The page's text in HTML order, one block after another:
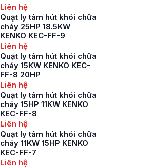
Liên hệ
Quạt ly tâm hút khói chữa
cháy 25HP 18.5KW
KENKO KEC-FF-9
Liên hệ
Quạt ly tâm hút khói chữa
cháy 15KW KENKO KEC-
FF-8 20HP
Liên hệ
Quạt ly tâm hút khói chữa
cháy 15HP 11KW KENKO
KEC-FF-8
Liên hệ
Quạt ly tâm hút khói chữa
cháy 11KW 15HP KENKO
KEC-FF-7
Liên hệ